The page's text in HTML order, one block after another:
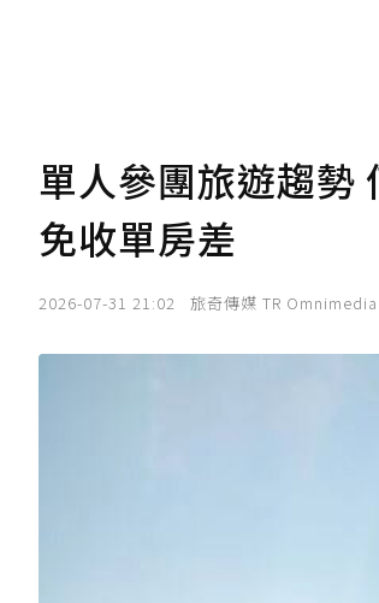
單人參團旅遊趨勢
免收單房差
2026-07-31 21:02 旅奇傳媒 TR Omnimedia